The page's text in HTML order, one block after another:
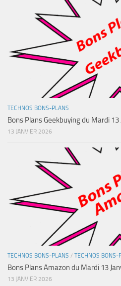
TECHNOS BONS-PLANS
Bons Plans Geekbuying du Mardi 13
13 JANVIER 2026
TECHNOS BONS-PLANS / TECHNOS BONS-
Bons Plans Amazon du Mardi 13
13 JANVIER 2026